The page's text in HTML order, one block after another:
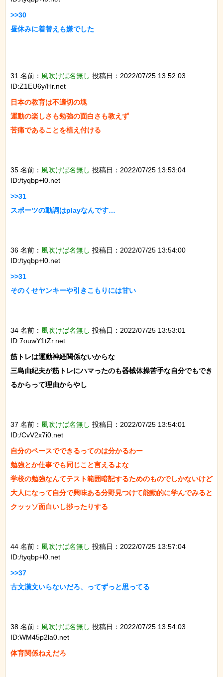
>>30
昼休みに着替えも嫌でした
31 名前： 風吹けば名無し 投稿日：2022/07/25 13:52:03
ID:Z1EU6y/Hr.net
日本の教育は不適切の塊
運動の楽しさも勉強の面白さも教えず
苦痛であることを植え付ける
35 名前： 風吹けば名無し 投稿日：2022/07/25 13:53:04
ID:/tyqbp+l0.net
>>31
スポーツの動詞はplayなんです…
36 名前： 風吹けば名無し 投稿日：2022/07/25 13:54:00
ID:/tyqbp+l0.net
>>31
そのくせヤンキーや引きこもりには甘い
34 名前： 風吹けば名無し 投稿日：2022/07/25 13:53:01
ID:7ouwY1tZr.net
筋トレは運動神経関係ないからな
三島由紀夫が筋トレにハマったのも器械体操苦手な自分でもでき
るからって理由からやし
37 名前： 風吹けば名無し 投稿日：2022/07/25 13:54:01
ID:/CvV2x7i0.net
自分のペースでできるってのは分かるわー
勉強とか仕事でも同じこと言えるよな
学校の勉強なんてテスト範囲暗記するためのものでしかないけど
大人になって自分で興味ある分野見つけて能動的に学んでみると
クッッソ面白いし捗ったりする
44 名前： 風吹けば名無し 投稿日：2022/07/25 13:57:04
ID:/tyqbp+l0.net
>>37
古文漢文いらないだろ、ってずっと思ってる
38 名前： 風吹けば名無し 投稿日：2022/07/25 13:54:03
ID:WM45p2la0.net
体育関係ねえだろ